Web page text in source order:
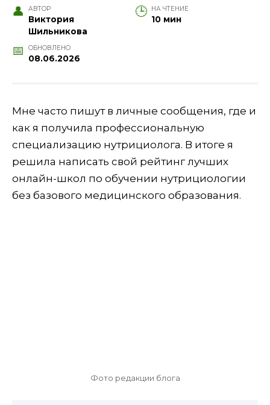
АВТОР
Виктория
Шильникова
НА ЧТЕНИЕ
10 мин
ОБНОВЛЕНО
08.06.2026
Мне часто пишут в личные сообщения, где и
как я получила профессиональную
специализацию нутрициолога. В итоге я
решила написать свой рейтинг лучших
онлайн-школ по обучении нутрициологии
без базового медицинского образования.
Фото редакции блога